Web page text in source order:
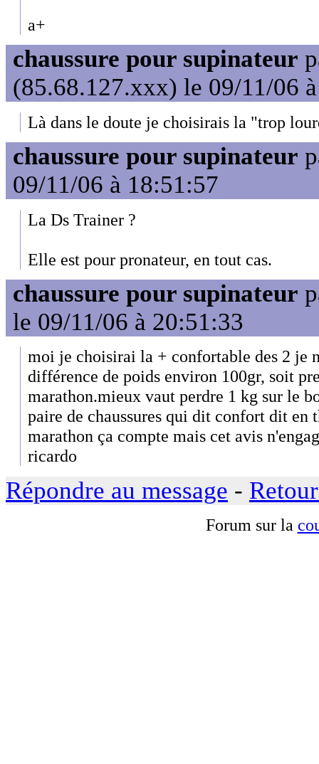
a+
chaussure pour supinateur
(85.68.127.xxx) le 09/11/06
Là dans le doute je choisirais la "trop
chaussure pour supinateur
09/11/06 à 18:51:57
La Ds Trainer ?
Elle est pour pronateur, en tout cas.
chaussure pour supinateur
le 09/11/06 à 20:51:33
moi je choisirai la + confortable des 2 je
différence de poids environ 100gr, soit
marathon.mieux vaut perdre 1 kg sur le
paire de chaussures qui dit confort dit en
marathon ça compte mais cet avis
ricardo
Répondre au message -
Forum sur la